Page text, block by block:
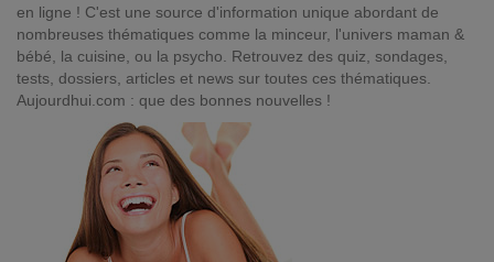
en ligne ! C'est une source d'information unique abordant de
nombreuses thématiques comme la minceur, l'univers maman &
bébé, la cuisine, ou la psycho. Retrouvez des quiz, sondages,
tests, dossiers, articles et news sur toutes ces thématiques.
Aujourdhui.com : que des bonnes nouvelles !